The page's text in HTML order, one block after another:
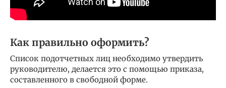
Как правильно оформить?
Список подотчетных лиц необходимо утвердить
руководителю, делается это с помощью приказа,
составленного в свободной форме.